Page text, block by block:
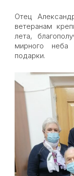
Отец
ветеранам
лета,
мирного неба
подарки.